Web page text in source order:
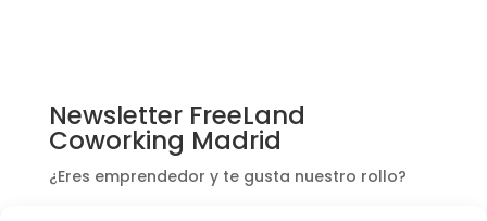
Newsletter FreeLand
Coworking Madrid
¿Eres emprendedor y te gusta nuestro rollo?